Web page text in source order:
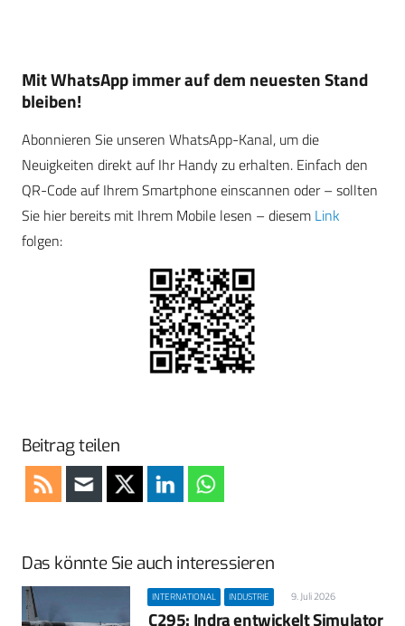
Mit WhatsApp immer auf dem neuesten Stand
bleiben!
Abonnieren Sie unseren WhatsApp-Kanal, um die
Neuigkeiten direkt auf Ihr Handy zu erhalten. Einfach den
QR-Code auf Ihrem Smartphone einscannen oder – sollten
Sie hier bereits mit Ihrem Mobile lesen – diesem Link
folgen:
Beitrag teilen
Das könnte Sie auch interessieren
INTERNATIONAL INDUSTRIE 9. Juli 2026
C295: Indra entwickelt Simulator